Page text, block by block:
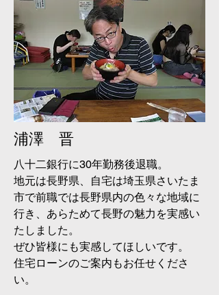
浦澤 晋
八十二銀行に30年勤務後退職。
​地元は長野県、自宅は埼玉県さいたま
市で前職では長野県内の色々な地域に
行き、あらためて長野の魅力を実感い
たしました。
​ぜひ皆様にも実感してほしいです。
住宅ローンのご案内もお任せくださ
い。